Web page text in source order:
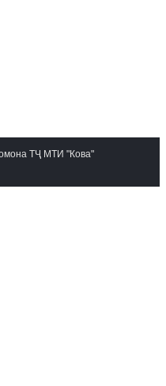
ТҶ МТИ "Кова"